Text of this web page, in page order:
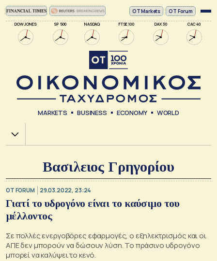
DOW JONES SP 500 NASDAQ FTSE 100 DAX 30 CAC 40
ΟΤ Markets OT Forum
MARKETS BUSINESS ECONOMY WORLD
Χ.Α.
Βασιλειος Γρηγορίου
OT FORUM 29.03.2022, 23:24
Γιατί το υδρογόνο είναι το καύσιμο του
μέλλοντος
Σε πολλές ενεργοβόρες εφαρμογές, ο εξηλεκτρισμός και οι
ΑΠΕ δεν μπορούν να δώσουν λύση. Το πράσινο υδρογόνο
μπορεί να καλύψει το κενό.